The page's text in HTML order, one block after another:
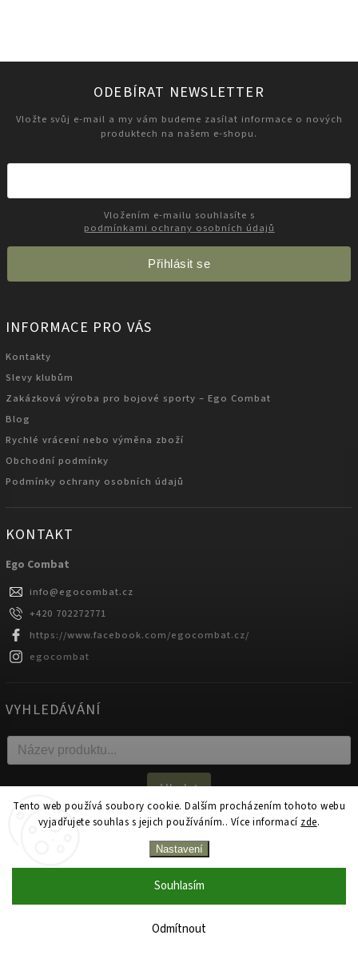
Tento web používá soubory cookie. Dalším procházením tohoto webu
vyjadřujete souhlas s jejich používáním.. Více informací zde.
Nastavení
Odmítnout
Souhlasím
Zakázková výroba na produkty Ego Combat od 1 kusu!
Neváhejte nás oslovit s poptávkou.
ODEBÍRAT NEWSLETTER
Vložte svůj e-mail a my vám budeme zasílat informace o nových
produktech na našem e-shopu.
podmínkami ochrany osobních údajů
Přihlásit se
INFORMACE PRO VÁS
Kontakty
Slevy klubům
Zakázková výroba pro bojové sporty – Ego Combat
Blog
Rychlé vrácení nebo výměna zboží
Obchodní podmínky
Podmínky ochrany osobních údajů
KONTAKT
Ego Combat
info@egocombat.cz
+420 702272771
https://www.facebook.com/egocombat.cz/
egocombat
VYHLEDÁVÁNÍ
Hledat
egocombat.cz. Všechna práva vyhrazena.
Upravit nastavení cookies
Shoptet| DesignShoptak.cz.